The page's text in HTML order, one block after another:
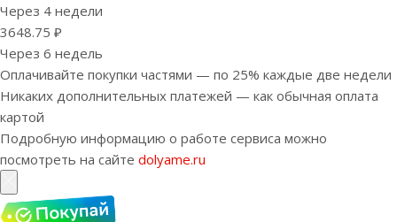
Через 4 недели
3648.75 ₽
Через 6 недель
Оплачивайте покупки частями — по 25% каждые две недели
Никаких дополнительных платежей — как обычная оплата
картой
Подробную информацию о работе сервиса можно
посмотреть на сайте dolyame.ru